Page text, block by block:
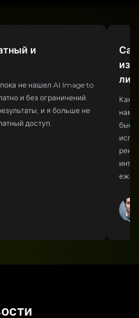
и
не нашел AI Image to
и без ограничений.
и я больше не
доступ.
Как